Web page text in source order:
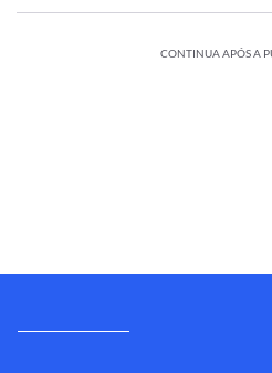
CONTINUA APÓS A